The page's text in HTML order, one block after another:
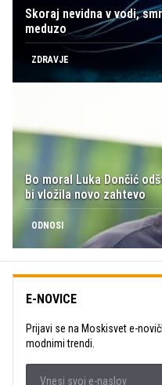
Skoraj nevidna v vodi,
meduzo
ZDRAVJE
Bo moral Luka Dončić
bi vložila novo zahtevo
ODNOSI
E-NOVICE
Prijavi se na Moskisvet e-
modnimi trendi.